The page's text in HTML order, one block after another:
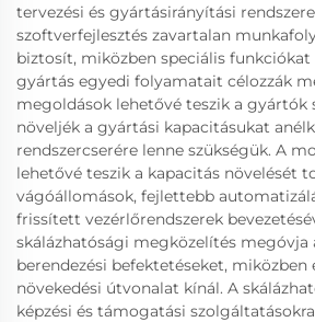
tervezési és gyártásirányítási
szoftverfejlesztés zavartalan
biztosít, miközben speciális funkciókat
gyártás egyedi folyamatait célozzák
megoldások lehetővé teszik a gyártók
növeljék a gyártási kapacitásukat
rendszercserére lenne szükségük. A
lehetővé teszik a kapacitás növelését
vágóállomások, fejlettebb
frissített vezérlőrendszerek
skálázhatósági megközelítés megóvja
berendezési befektetéseket,
növekedési útvonalat kínál. A
képzési és támogatási